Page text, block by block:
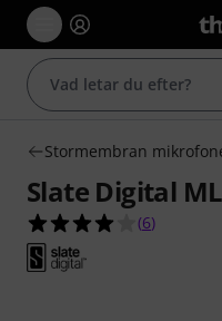
Stormembran
Slate Digital
4.0 av 5
(6)